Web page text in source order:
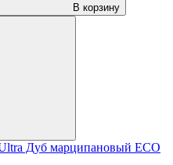
В корзину